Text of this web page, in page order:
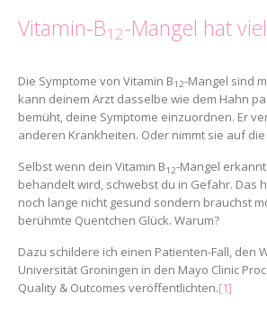
Vitamin-B12-Mangel hat
Die Symptome von Vitamin B12-Mangel sind
kann deinem Arzt dasselbe wie dem Hahn
bemüht, deine Symptome einzuordnen. Er
anderen Krankheiten. Oder nimmt sie auf
Selbst wenn dein Vitamin B12-Mangel
behandelt wird, schwebst du in Gefahr. Das
noch lange nicht gesund sondern brauchst
berühmte Quentchen Glück. Warum?
Dazu schildere ich einen Patienten-Fall, den
Universität Groningen in den Mayo Clinic
Quality & Outcomes veröffentlichten.[1]